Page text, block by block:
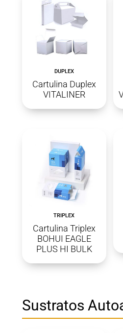
DUPLEX
Cartulina Duplex
VITALINER
TRIPLEX
Cartulina Triplex
BOHUI EAGLE
PLUS HI BULK
Sustratos